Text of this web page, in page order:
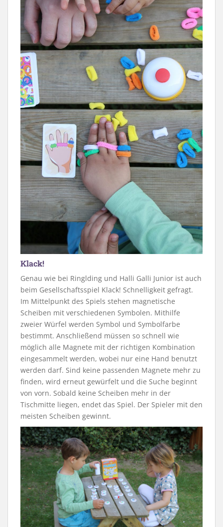
Klack!
Genau wie bei Ringlding und Halli Galli Junior ist auch
beim Gesellschaftsspiel Klack! Schnelligkeit gefragt.
Im Mittelpunkt des Spiels stehen magnetische
Scheiben mit verschiedenen Symbolen. Mithilfe
zweier Würfel werden Symbol und Symbolfarbe
bestimmt. Anschließend müssen so schnell wie
möglich alle Magnete mit der richtigen Kombination
eingesammelt werden, wobei nur eine Hand benutzt
werden darf. Sind keine passenden Magnete mehr zu
finden, wird erneut gewürfelt und die Suche beginnt
von vorn. Sobald keine Scheiben mehr in der
Tischmitte liegen, endet das Spiel. Der Spieler mit den
meisten Scheiben gewinnt.